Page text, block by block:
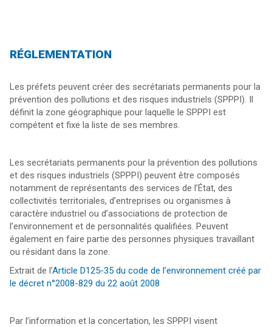
RÉGLEMENTATION
Les préfets peuvent créer des secrétariats permanents pour la
prévention des pollutions et des risques industriels (SPPPI). Il
définit la zone géographique pour laquelle le SPPPI est
compétent et fixe la liste de ses membres.
Les secrétariats permanents pour la prévention des pollutions
et des risques industriels (SPPPI) peuvent être composés
notamment de représentants des services de l’État, des
collectivités territoriales, d’entreprises ou organismes à
caractère industriel ou d’associations de protection de
l’environnement et de personnalités qualifiées. Peuvent
également en faire partie des personnes physiques travaillant
ou résidant dans la zone.
Extrait de l’Article D125-35 du code de l’environnement créé par
le décret n°2008-829 du 22 août 2008
Par l’information et la concertation, les SPPPI visent